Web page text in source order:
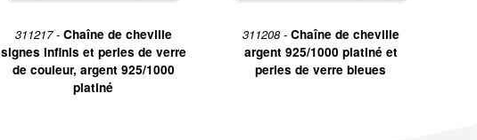
311217 - Chaîne de cheville
signes infinis et perles de verre
de couleur, argent 925/1000
platiné
311208 - Chaîne de cheville
argent 925/1000 platiné et
perles de verre bleues